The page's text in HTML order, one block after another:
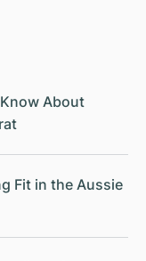
About
Fit in the Aussie